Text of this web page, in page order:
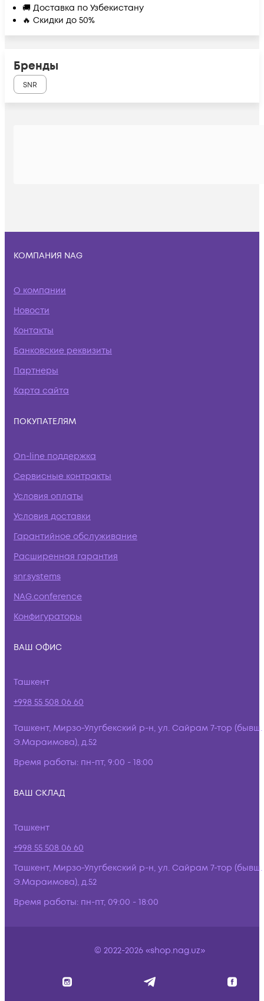
🚚 Доставка по Узбекистану
🔥 Скидки до 50%
Бренды
SNR
КОМПАНИЯ NAG
О компании
Новости
Контакты
Банковские реквизиты
Партнеры
Карта сайта
ПОКУПАТЕЛЯМ
On-line поддержка
Сервисные контракты
Условия оплаты
Условия доставки
Гарантийное обслуживание
Расширенная гарантия
snr.systems
NAG.conference
Конфигураторы
ВАШ ОФИС
Ташкент
+998 55 508 06 60
Ташкент, Мирзо-Улугбекский р-н, ул. Сайрам 7-тор (бывш.
Э.Мараимова), д.52
Время работы: пн-пт, 9:00 - 18:00
ВАШ СКЛАД
Ташкент
+998 55 508 06 60
Ташкент, Мирзо-Улугбекский р-н, ул. Сайрам 7-тор (бывш.
Э.Мараимова), д.52
Время работы: пн-пт, 09:00 - 18:00
© 2022-2026 «shop.nag.uz»